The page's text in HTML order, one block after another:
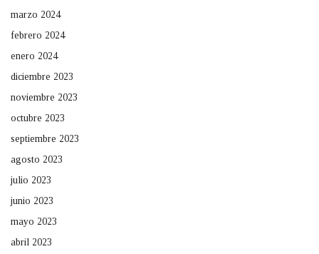
marzo 2024
febrero 2024
enero 2024
diciembre 2023
noviembre 2023
octubre 2023
septiembre 2023
agosto 2023
julio 2023
junio 2023
mayo 2023
abril 2023